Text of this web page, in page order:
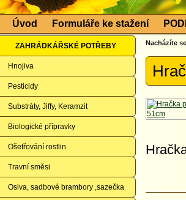
Úvod Formuláře ke stažení
ZAHRÁDKÁŘSKÉ POTŘEBY
Hnojiva
Pesticidy
Substráty, Jiffy, Keramzit
Biologické přípravky
Ošetřování rostlin
Travní směsi
Osiva, sadbové brambory ,sazečka
Nacházíte